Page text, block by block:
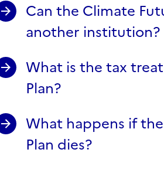
Can the Climate
another institution?
What is the tax
Plan?
What happens if
Plan dies?